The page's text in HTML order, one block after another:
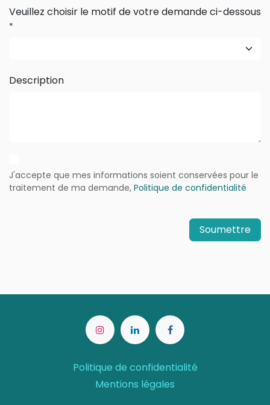
Veuillez choisir le motif de votre demande ci-dessous
*
Description
J'accepte que mes informations soient conservées pour le
traitement de ma demande, Politique de confidentialité
Soumettre
Politique de confidentialité
Mentions légales